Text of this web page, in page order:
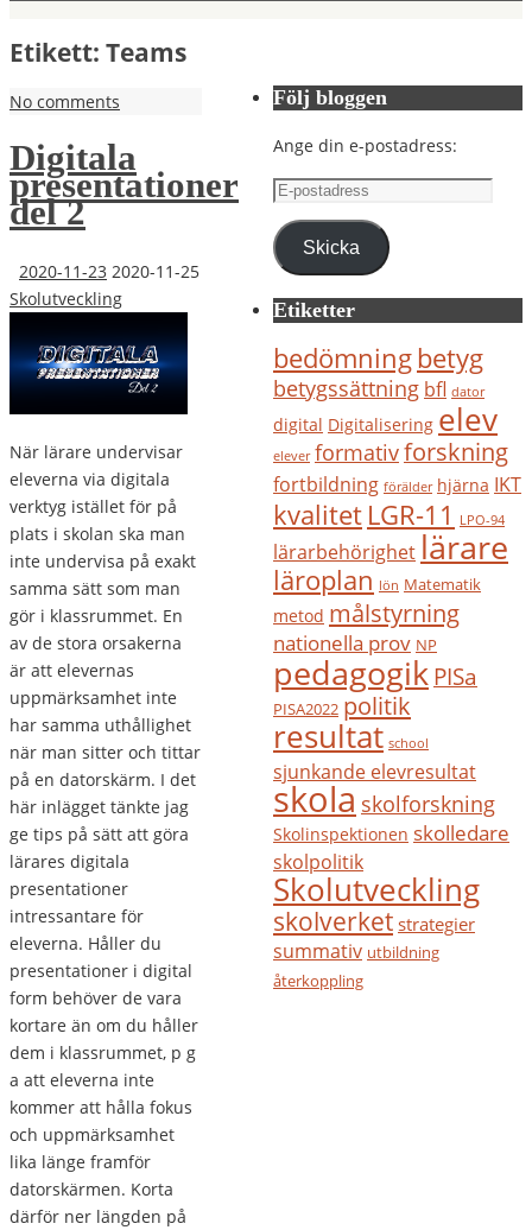
Etikett: Teams
No comments
Digitala
presentationer
del 2
2020-11-23 2020-11-25
Skolutveckling
När lärare undervisar
eleverna via digitala
verktyg istället för på
plats i skolan ska man
inte undervisa på exakt
samma sätt som man
gör i klassrummet. En
av de stora orsakerna
är att elevernas
uppmärksamhet inte
har samma uthållighet
när man sitter och tittar
på en datorskärm. I det
här inlägget tänkte jag
ge tips på sätt att göra
lärares digitala
presentationer
intressantare för
eleverna. Håller du
presentationer i digital
form behöver de vara
kortare än om du håller
dem i klassrummet, p g
a att eleverna inte
kommer att hålla fokus
och uppmärksamhet
lika länge framför
datorskärmen. Korta
därför ner längden på
Följ bloggen
Ange din e-postadress:
E-
postadress
Skicka
Etiketter
bedömningbetyg
betygssättning bfl dator
digital Digitalisering elev
elever formativforskning
fortbildning förälder hjärna IKT
kvalitet LGR-11 LPO-94
lärarbehörighet lärare
läroplan lön Matematik
metod målstyrning
nationella prov NP
pedagogikPISa
PISA2022 politik
resultat school
sjunkande elevresultat
skola skolforskning
Skolinspektionen skolledare
skolpolitik
Skolutveckling
skolverket strategier
summativ utbildning
återkoppling